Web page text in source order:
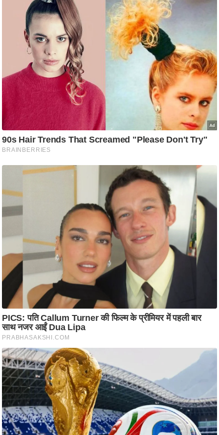
.
चा
प
र
स
मी
क्षा
र्म
ज्यो
ति
म
मा
/
ध
र्म
स्थ
ल
व्र
त
त्यो
हा
र